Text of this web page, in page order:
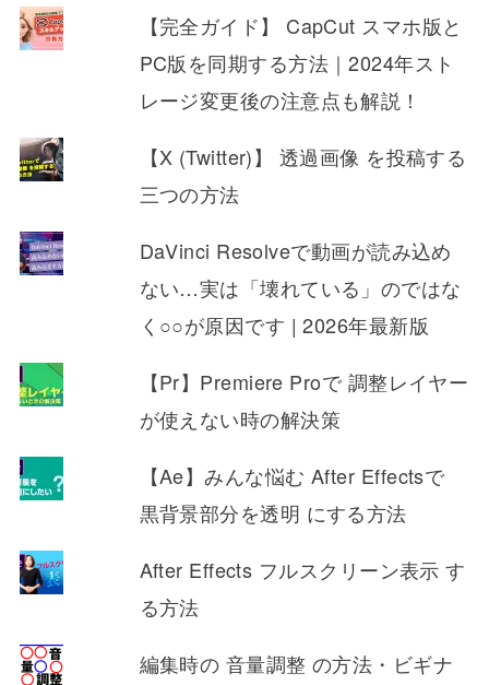
【完全ガイド】 CapCut スマホ版と
PC版を同期する方法｜2024年スト
レージ変更後の注意点も解説！
【X (Twitter)】 透過画像 を投稿する
三つの方法
DaVinci Resolveで動画が読み込め
ない…実は「壊れている」のではな
く○○が原因です | 2026年最新版
【Pr】Premiere Proで 調整レイヤー
が使えない時の解決策
【Ae】みんな悩む After Effectsで
黒背景部分を透明 にする方法
After Effects フルスクリーン表示 す
る方法
編集時の 音量調整 の方法・ビギナ